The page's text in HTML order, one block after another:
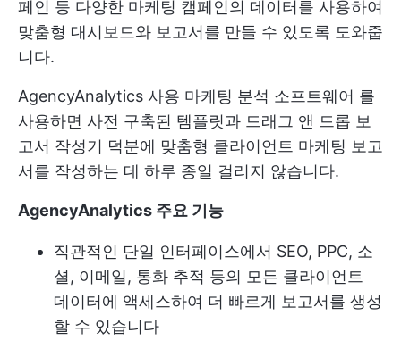
페인 등 다양한 마케팅 캠페인의 데이터를 사용하여
맞춤형 대시보드와 보고서를 만들 수 있도록 도와줍
니다.
AgencyAnalytics 사용 마케팅 분석 소프트웨어 를
사용하면 사전 구축된 템플릿과 드래그 앤 드롭 보
고서 작성기 덕분에 맞춤형 클라이언트 마케팅 보고
서를 작성하는 데 하루 종일 걸리지 않습니다.
AgencyAnalytics 주요 기능
직관적인 단일 인터페이스에서 SEO, PPC, 소
셜, 이메일, 통화 추적 등의 모든 클라이언트
데이터에 액세스하여 더 빠르게 보고서를 생성
할 수 있습니다